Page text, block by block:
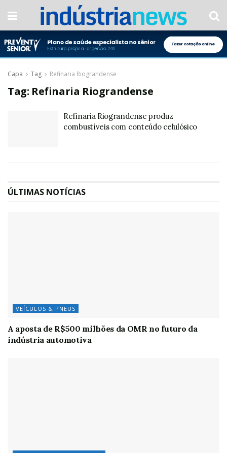
Capa Tag Refinaria Riograndense
Tag: Refinaria Riograndense
Refinaria Riograndense produz
combustíveis com conteúdo celulósico
ÚLTIMAS NOTÍCIAS
VEÍCULOS & PNEUS
A aposta de R$500 milhões da OMR no futuro da
indústria automotiva